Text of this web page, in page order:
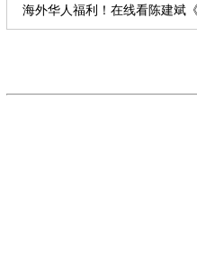
海外华人福利！在线看陈建斌